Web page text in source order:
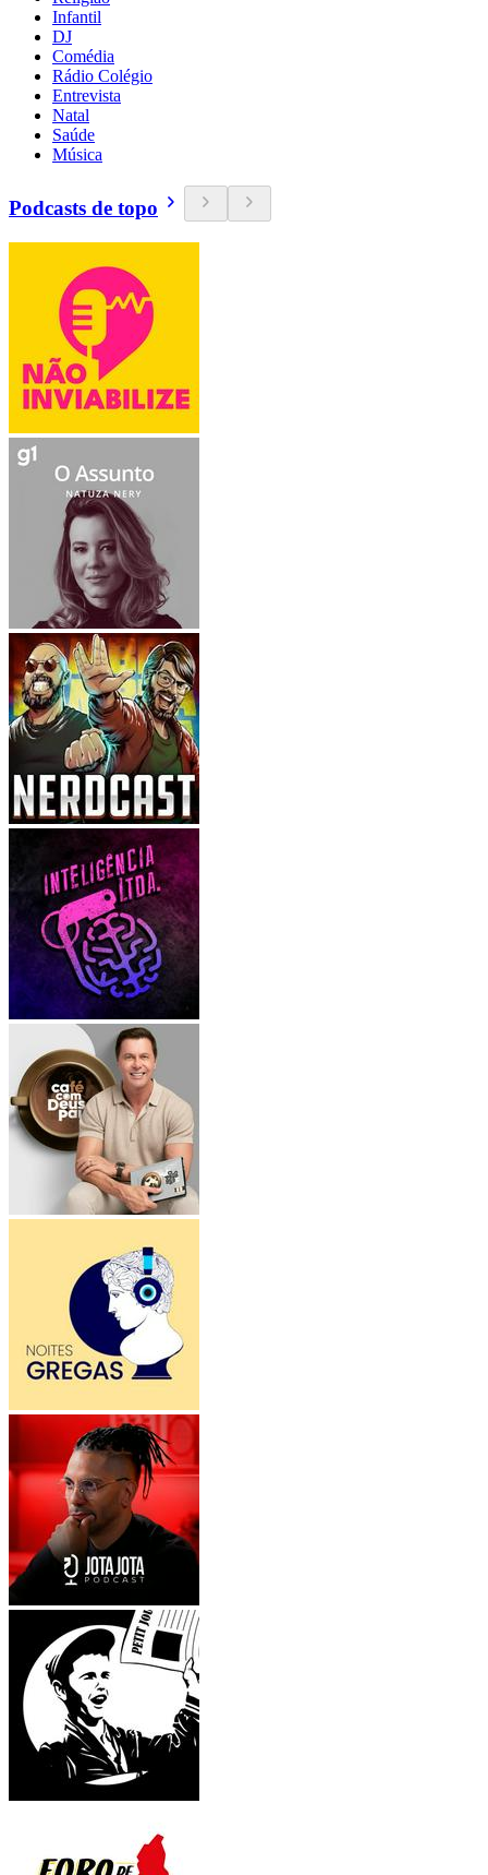
Infantil
DJ
Comédia
Rádio Colégio
Entrevista
Natal
Saúde
Música
Podcasts de topo